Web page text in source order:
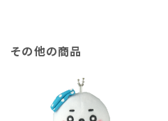
その他の商品